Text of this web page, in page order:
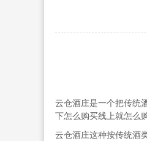
云仓酒庄是一个把传统
下怎么购买线上就怎么
云仓酒庄这种按传统酒